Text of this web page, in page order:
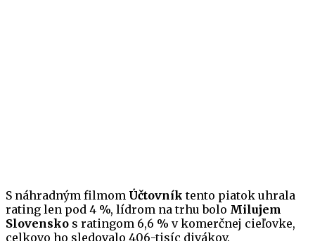
S náhradným filmom Účtovník tento piatok uhrala
rating len pod 4 %, lídrom na trhu bolo Milujem
Slovensko s ratingom 6,6 % v komerčnej cieľovke,
celkovo ho sledovalo 406-tisíc divákov.